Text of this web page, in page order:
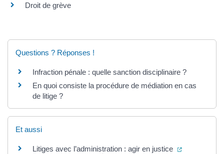
Droit de grève
Questions ? Réponses !
Infraction pénale : quelle sanction disciplinaire ?
En quoi consiste la procédure de médiation en cas
de litige ?
Et aussi
Litiges avec l’administration : agir en justice (ouverture